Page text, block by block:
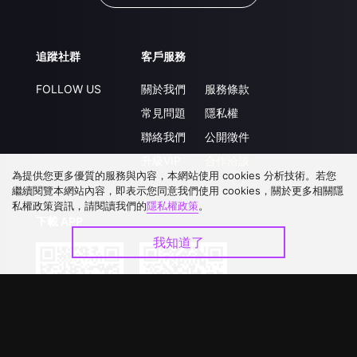
追蹤社群
FOLLOW US
客戶服務
關於我們
常見問題
聯絡我們
服務條款
隱私權
公開徵件
為提供您更多優質的服務與內容，本網站使用 cookies 分析技術。若您
繼續閱覽本網站內容，即表示您同意我們使用 cookies，關於更多相關隱
私權政策資訊，請閱讀我們的隱私權政策。
我知道了